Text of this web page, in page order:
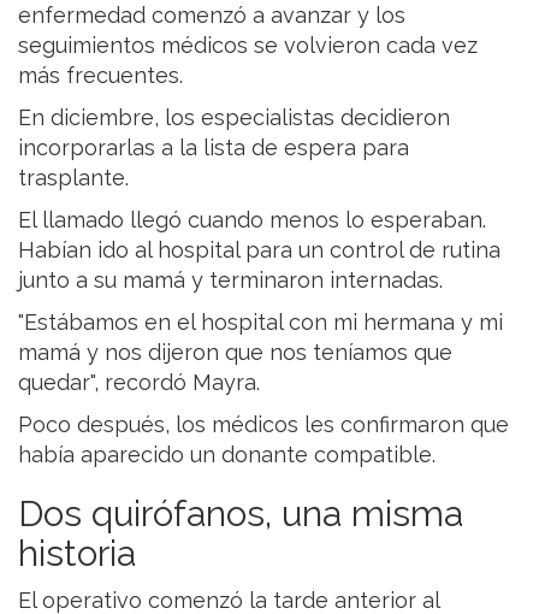
enfermedad comenzó a avanzar y los
seguimientos médicos se volvieron cada vez
más frecuentes.
En diciembre, los especialistas decidieron
incorporarlas a la lista de espera para
trasplante.
El llamado llegó cuando menos lo esperaban.
Habían ido al hospital para un control de rutina
junto a su mamá y terminaron internadas.
"Estábamos en el hospital con mi hermana y mi
mamá y nos dijeron que nos teníamos que
quedar", recordó Mayra.
Poco después, los médicos les confirmaron que
había aparecido un donante compatible.
Dos quirófanos, una misma
historia
El operativo comenzó la tarde anterior al